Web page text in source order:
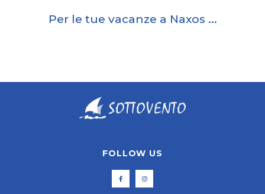
Per le tue vacanze a Naxos ...
FOLLOW US